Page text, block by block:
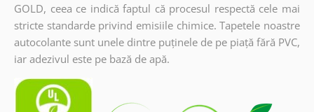
GOLD, ceea ce indică faptul că procesul respectă cele mai
stricte standarde privind emisiile chimice. Tapetele noastre
autocolante sunt unele dintre puținele de pe piață fără PVC,
iar adezivul este pe bază de apă.